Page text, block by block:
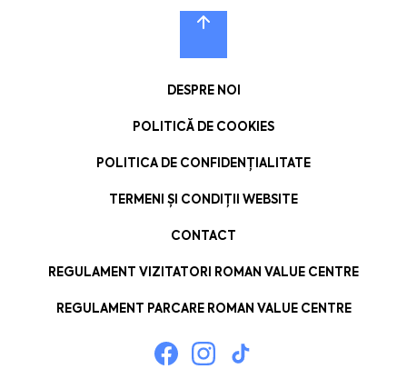
DESPRE NOI
POLITICĂ DE COOKIES
POLITICA DE CONFIDENȚIALITATE
TERMENI ȘI CONDIȚII WEBSITE
CONTACT
REGULAMENT VIZITATORI ROMAN VALUE CENTRE
REGULAMENT PARCARE ROMAN VALUE CENTRE